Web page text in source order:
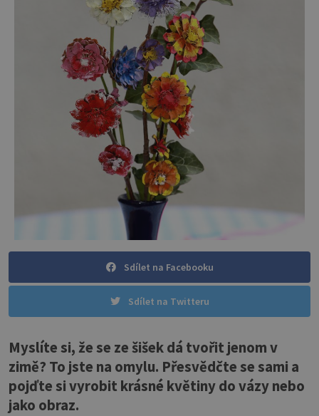
Sdílet na Facebooku
Sdílet na Twitteru
Myslíte si, že se ze šišek dá tvořit jenom v
zimě? To jste na omylu. Přesvědčte se sami a
pojďte si vyrobit krásné květiny do vázy nebo
jako obraz.